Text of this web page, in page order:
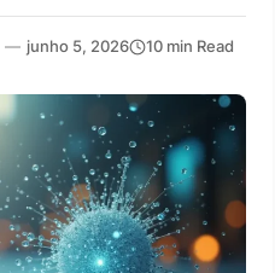
— junho 5, 2026 10 min Read